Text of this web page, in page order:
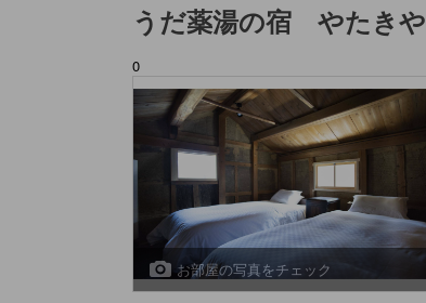
うだ薬湯の宿 やたきや
0
お部屋の写真をチェック